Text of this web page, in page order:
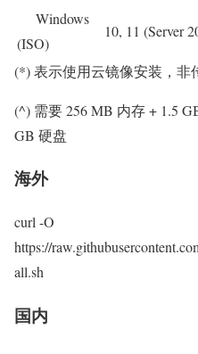
Windows
(ISO)
10, 11 (Server
(*) 表示使用云镜像安装，非
(^) 需要 256 MB 内存 + 1.5
GB 硬盘
海外
curl -O
https://
all.sh
国内